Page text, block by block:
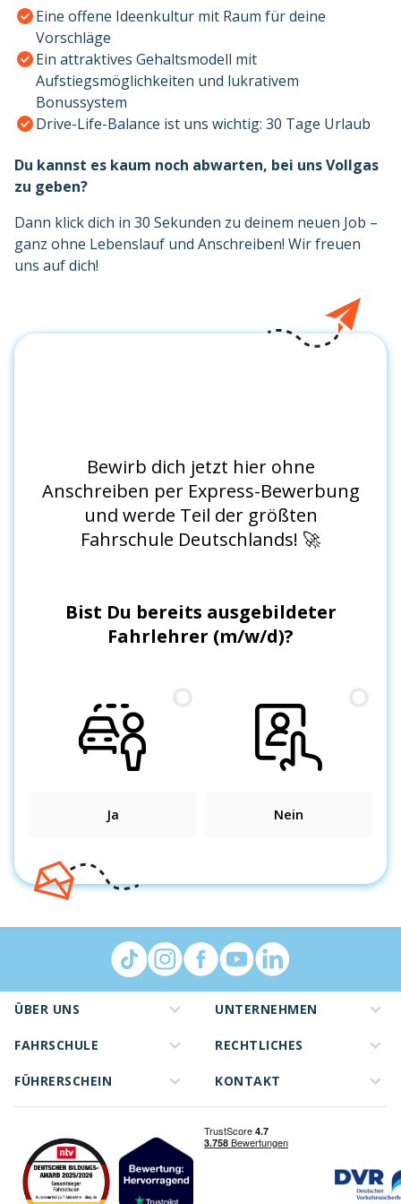
Eine offene Ideenkultur mit Raum für deine
Vorschläge
Ein attraktives Gehaltsmodell mit
Aufstiegsmöglichkeiten und lukrativem
Bonussystem
Drive-Life-Balance ist uns wichtig: 30 Tage Urlaub
Du kannst es kaum noch abwarten, bei uns Vollgas
zu geben?
Dann klick dich in 30 Sekunden zu deinem neuen Job –
ganz ohne Lebenslauf und Anschreiben! Wir freuen
uns auf dich!
ÜBER UNS
FAHRSCHULE
FÜHRERSCHEIN
UNTERNEHMEN
RECHTLICHES
KONTAKT